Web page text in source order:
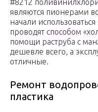
#8212
являются пионерами
начали
проводят способом
помощи раструба с
дешевле всего, а
отличные.
Ремонт
пластика